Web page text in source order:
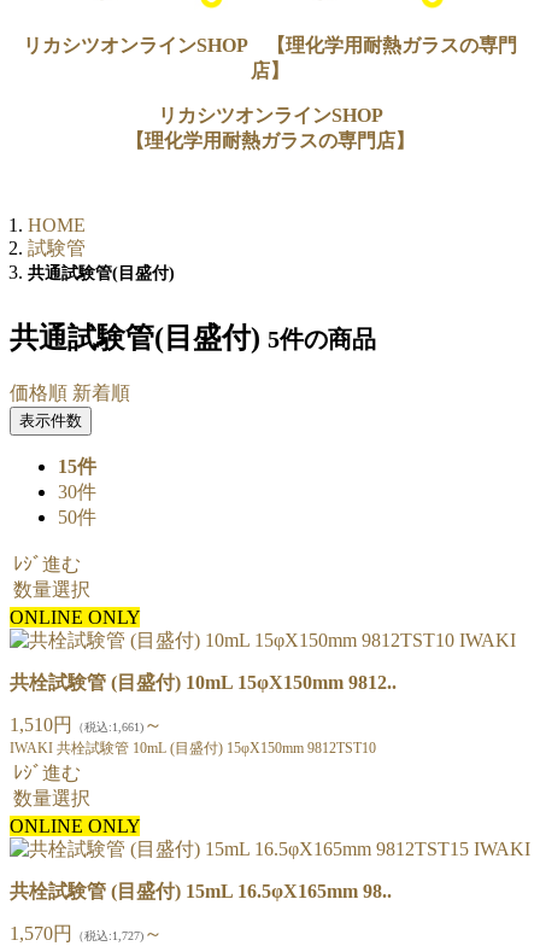
リカシツオンラインSHOP 【理化学用耐熱ガラスの専門
店】
リカシツオンラインSHOP
【理化学用耐熱ガラスの専門店】
HOME
試験管
共通試験管(目盛付)
共通試験管(目盛付) 5件の商品
価格順 新着順
表示件数
15件
30件
50件
ﾚｼﾞ進む
数量選択
ONLINE ONLY
共栓試験管 (目盛付) 10mL 15φX150mm 9812..
1,510円 （税込:1,661) ～
IWAKI 共栓試験管 10mL (目盛付) 15φX150mm 9812TST10
ﾚｼﾞ進む
数量選択
ONLINE ONLY
共栓試験管 (目盛付) 15mL 16.5φX165mm 98..
1,570円 （税込:1,727) ～